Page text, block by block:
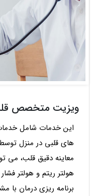
ویزیت متخصص
این خدمات شامل
های قلبی در منزل
هولتر ریتم و هولتر
برنامه ریزی درمان با